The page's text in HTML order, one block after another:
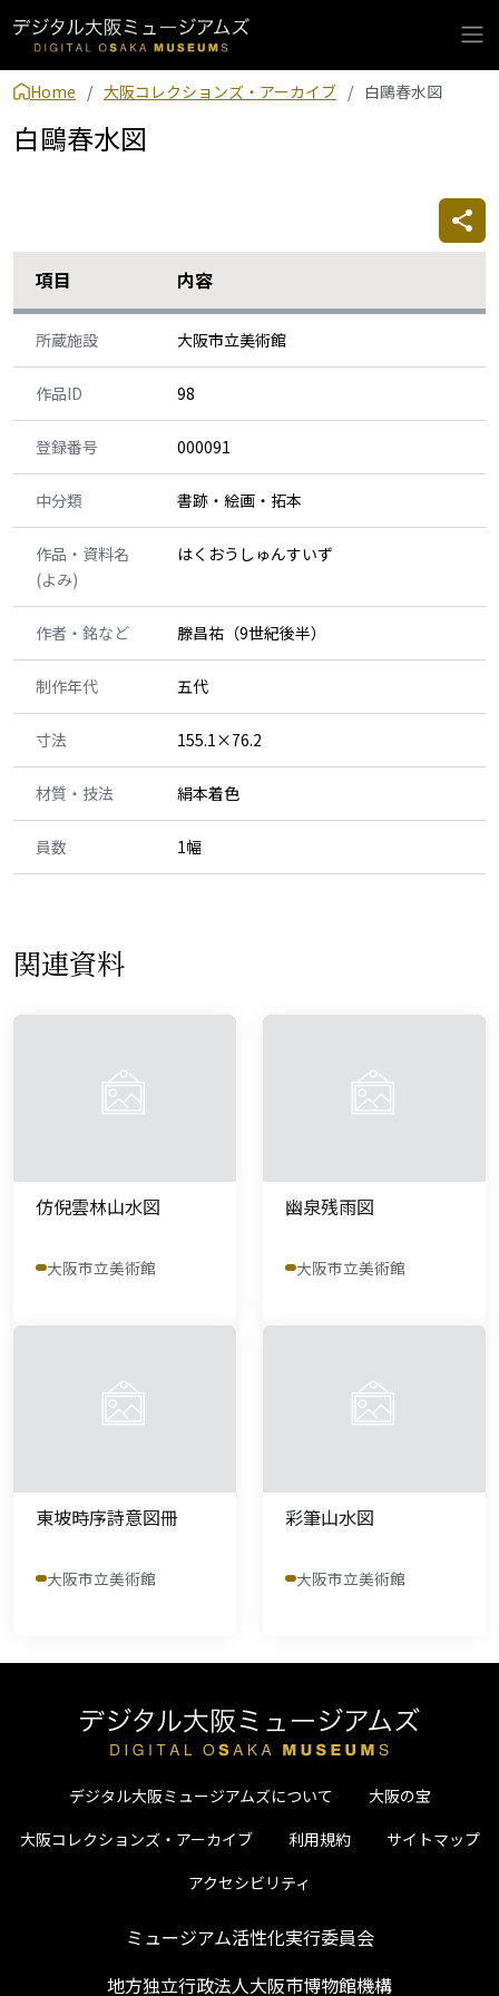
Home 大阪コレクションズ・アーカイブ 白鷗春水図
白鷗春水図
項目 内容
所蔵施設 大阪市立美術館
作品ID 98
登録番号 000091
中分類 書跡・絵画・拓本
作品・資料名
(よみ)
はくおうしゅんすいず
作者・銘など 滕昌祐（9世紀後半）
制作年代 五代
寸法 155.1×76.2
材質・技法 絹本着色
員数 1幅
関連資料
仿倪雲林山水図
大阪市立美術館
幽泉残雨図
大阪市立美術館
東坡時序詩意図冊
大阪市立美術館
彩筆山水図
大阪市立美術館
デジタル大阪ミュージアムズについて
大阪の宝
大阪コレクションズ・アーカイブ
利用規約
サイトマップ
アクセシビリティ
ミュージアム活性化実行委員会
地方独立行政法人大阪市博物館機構